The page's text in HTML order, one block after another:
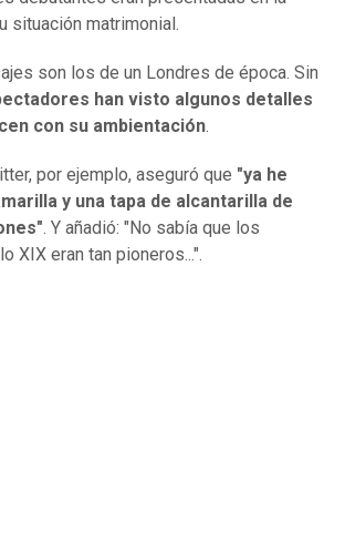
situación matrimonial.
son los de un Londres de época. Sin
han visto algunos detalles
con su ambientación.
por ejemplo, aseguró que "ya he
y una tapa de alcantarilla de
. Y añadió: "No sabía que los
XIX eran tan pioneros...".